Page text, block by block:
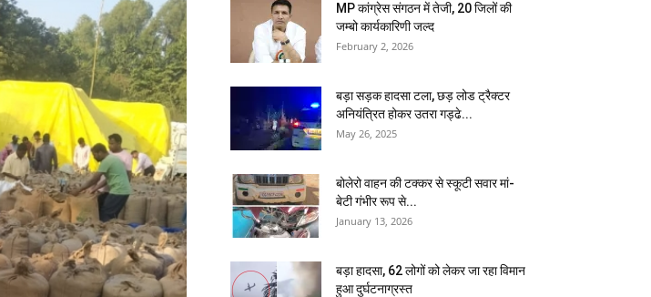
MP कांग्रेस संगठन में तेजी, 20 जिलों की
जम्बो कार्यकारिणी जल्द
February 2, 2026
बड़ा सड़क हादसा टला, छड़ लोड ट्रैक्टर
अनियंत्रित होकर उतरा गड्ढे...
May 26, 2025
बोलेरो वाहन की टक्कर से स्कूटी सवार मां-
बेटी गंभीर रूप से...
January 13, 2026
बड़ा हादसा, 62 लोगों को लेकर जा रहा विमान
हुआ दुर्घटनाग्रस्त